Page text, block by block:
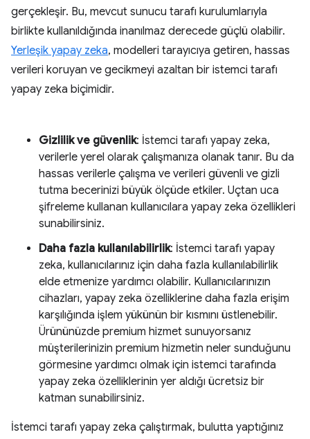
gerçekleşir. Bu, mevcut sunucu tarafı kurulumlarıyla
birlikte kullanıldığında inanılmaz derecede güçlü olabilir.
Yerleşik yapay zeka, modelleri tarayıcıya getiren, hassas
verileri koruyan ve gecikmeyi azaltan bir istemci tarafı
yapay zeka biçimidir.
Gizlilik ve güvenlik: İstemci tarafı yapay zeka,
verilerle yerel olarak çalışmanıza olanak tanır. Bu da
hassas verilerle çalışma ve verileri güvenli ve gizli
tutma becerinizi büyük ölçüde etkiler. Uçtan uca
şifreleme kullanan kullanıcılara yapay zeka özellikleri
sunabilirsiniz.
Daha fazla kullanılabilirlik: İstemci tarafı yapay
zeka, kullanıcılarınız için daha fazla kullanılabilirlik
elde etmenize yardımcı olabilir. Kullanıcılarınızın
cihazları, yapay zeka özelliklerine daha fazla erişim
karşılığında işlem yükünün bir kısmını üstlenebilir.
Ürününüzde premium hizmet sunuyorsanız
müşterilerinizin premium hizmetin neler sunduğunu
görmesine yardımcı olmak için istemci tarafında
yapay zeka özelliklerinin yer aldığı ücretsiz bir
katman sunabilirsiniz.
İstemci tarafı yapay zeka çalıştırmak, bulutta yaptığınız